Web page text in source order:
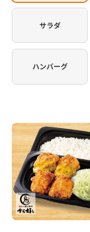
サラダ
ハンバーグ